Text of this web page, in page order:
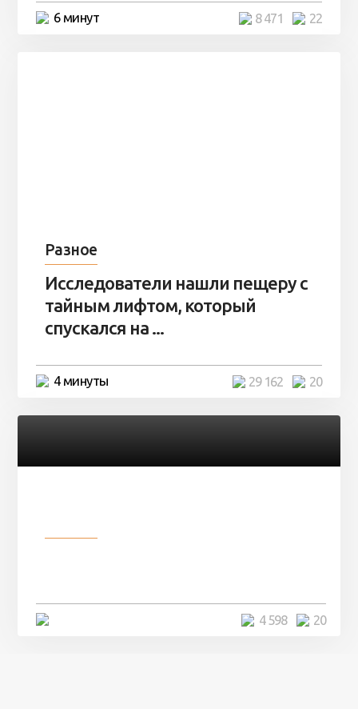
6 минут 22
8 471
Разное
Исследователи нашли пещеру с
тайным лифтом, который
спускался на ...
4 минуты 20
29 162
20
4 598